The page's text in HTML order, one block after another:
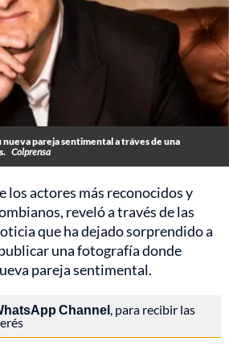
nueva pareja sentimental a tráves de una
Colprensa
los actores más reconocidos y
reveló a través de las
que ha dejado sorprendido a
una fotografía donde
pareja sentimental.
Channel, para recibir las